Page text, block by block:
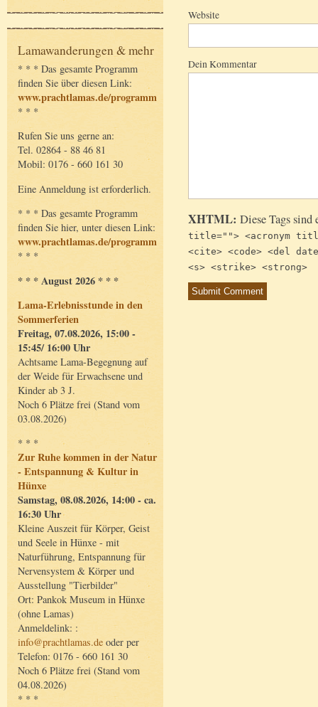
Lamawanderungen & mehr
* * * Das gesamte Programm
finden Sie über diesen Link:
www.prachtlamas.de/programm
* * *
Rufen Sie uns gerne an:
Tel. 02864 - 88 46 81
Mobil: 0176 - 660 161 30
Eine Anmeldung ist erforderlich.
* * * Das gesamte Programm
finden Sie hier, unter diesen Link:
www.prachtlamas.de/programm
* * *
* * * August 2026 * * *
Lama-Erlebnisstunde in den
Sommerferien
Freitag, 07.08.2026, 15:00 -
15:45/ 16:00 Uhr
Achtsame Lama-Begegnung auf
der Weide für Erwachsene und
Kinder ab 3 J.
Noch 6 Plätze frei (Stand vom
03.08.2026)
* * *
Zur Ruhe kommen in der Natur
- Entspannung & Kultur in
Hünxe
Samstag, 08.08.2026, 14:00 - ca.
16:30 Uhr
Kleine Auszeit für Körper, Geist
und Seele in Hünxe - mit
Naturführung, Entspannung für
Nervensystem & Körper und
Ausstellung "Tierbilder"
Ort: Pankok Museum in Hünxe
(ohne Lamas)
Anmeldelink: :
info@prachtlamas.de oder per
Telefon: 0176 - 660 161 30
Noch 6 Plätze frei (Stand vom
04.08.2026)
* * *
Website
Dein Kommentar
XHTML: Diese Tags
title=""> <acronym
<cite> <code> <del
<s> <strike> <strong>